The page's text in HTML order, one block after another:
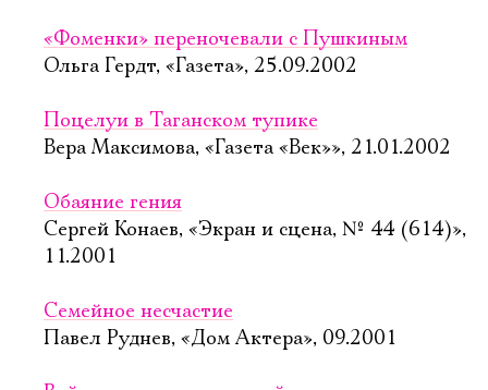
«Фоменки» переночевали с Пушкиным
Ольга Гердт, «Газета», 25.09.2002
Поцелуи в Таганском тупике
Вера Максимова, «Газета «Век»», 21.01.2002
Обаяние гения
Сергей Конаев, «Экран и сцена, № 44 (614)»,
11.2001
Семейное несчастие
Павел Руднев, «Дом Актера», 09.2001